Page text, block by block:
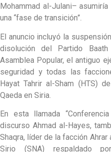
Mohammad al-Julani–
una “fase de transición”.
El anuncio incluyó la
disolución del Partido Baath
Asamblea Popular, el antiguo
seguridad y todas las
Hayat Tahrir al-Sham (HTS)
Qaeda en Siria.
En esta llamada
discurso Ahmad al-Hayes,
Shaqra, líder de la facción Ahrar
Sirio (SNA) respaldado